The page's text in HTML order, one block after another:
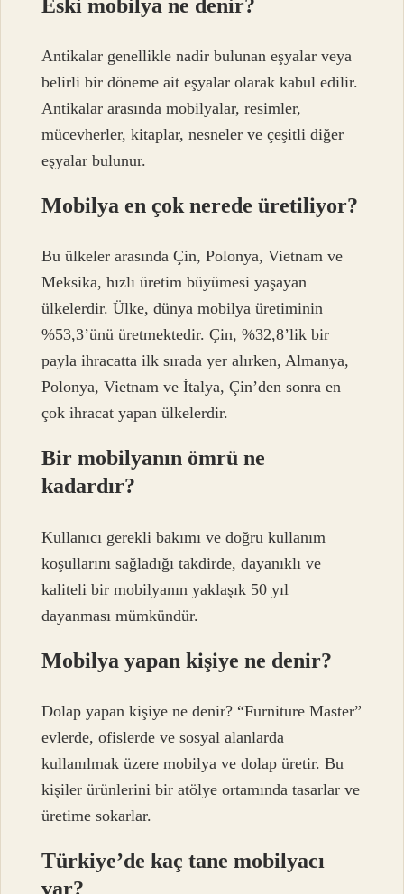
Eski mobilya ne denir?
Antikalar genellikle nadir bulunan eşyalar veya
belirli bir döneme ait eşyalar olarak kabul edilir.
Antikalar arasında mobilyalar, resimler,
mücevherler, kitaplar, nesneler ve çeşitli diğer
eşyalar bulunur.
Mobilya en çok nerede üretiliyor?
Bu ülkeler arasında Çin, Polonya, Vietnam ve
Meksika, hızlı üretim büyümesi yaşayan
ülkelerdir. Ülke, dünya mobilya üretiminin
%53,3’ünü üretmektedir. Çin, %32,8’lik bir
payla ihracatta ilk sırada yer alırken, Almanya,
Polonya, Vietnam ve İtalya, Çin’den sonra en
çok ihracat yapan ülkelerdir.
Bir mobilyanın ömrü ne
kadardır?
Kullanıcı gerekli bakımı ve doğru kullanım
koşullarını sağladığı takdirde, dayanıklı ve
kaliteli bir mobilyanın yaklaşık 50 yıl
dayanması mümkündür.
Mobilya yapan kişiye ne denir?
Dolap yapan kişiye ne denir? “Furniture Master”
evlerde, ofislerde ve sosyal alanlarda
kullanılmak üzere mobilya ve dolap üretir. Bu
kişiler ürünlerini bir atölye ortamında tasarlar ve
üretime sokarlar.
Türkiye’de kaç tane mobilyacı
var?